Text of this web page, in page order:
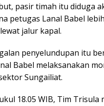
pasir timah itu diduga
petugas Lanal Babel
jalur kapal.
penyelundupan itu
Babel melaksanakan
Sungailiat.
18.05 WIB, Tim